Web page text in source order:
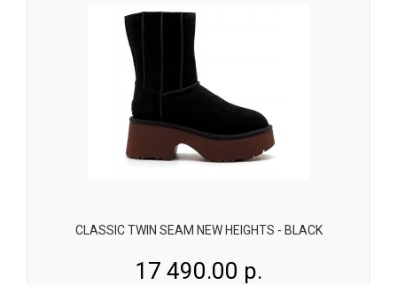
CLASSIC TWIN SEAM NEW HEIGHTS - BLACK
17 490.00 р.